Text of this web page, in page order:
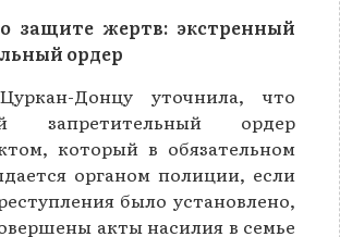
защите жертв: экстренный
ордер
Донцу уточнила, что
запретительный ордер
который в обязательном
органом полиции, если
было установлено,
акты насилия в семье